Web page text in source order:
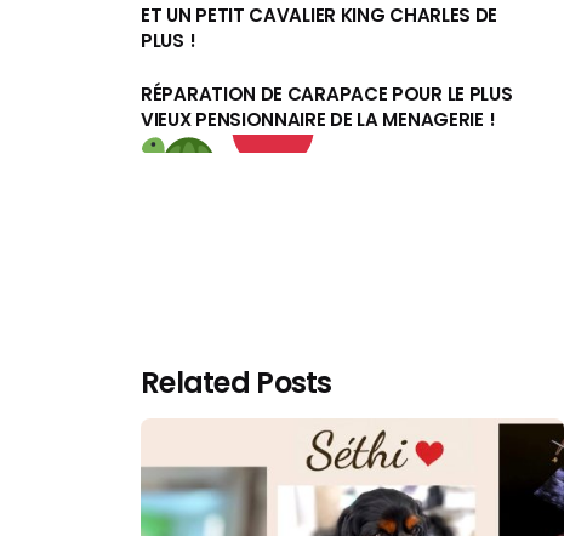
ET UN PETIT CAVALIER KING CHARLES DE
PLUS !
RÉPARATION DE CARAPACE POUR LE PLUS
VIEUX PENSIONNAIRE DE LA MENAGERIE !
Related Posts